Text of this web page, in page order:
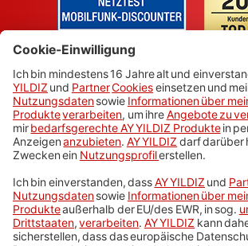
Handys und Tarife
Prepaid
Telefonie in der Türkei